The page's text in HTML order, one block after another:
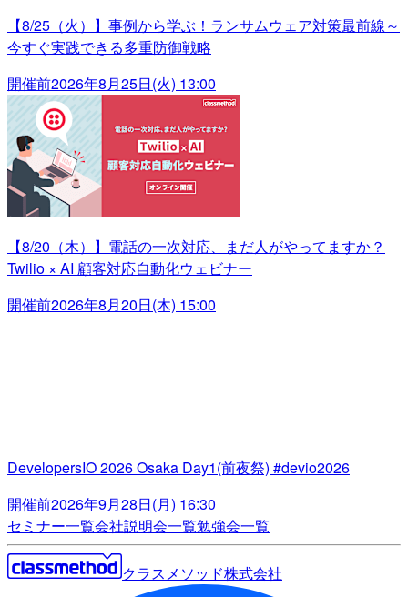
【8/25（火）】事例から学ぶ！ランサムウェア対策最前線～
今すぐ実践できる多重防御戦略
開催前2026年8月25日(火) 13:00
【8/20（木）】電話の一次対応、まだ人がやってますか？
Twilio × AI 顧客対応自動化ウェビナー
開催前2026年8月20日(木) 15:00
DevelopersIO 2026 Osaka Day1(前夜祭) #devio2026
開催前2026年9月28日(月) 16:30
セミナー一覧会社説明会一覧勉強会一覧
クラスメソッド株式会社